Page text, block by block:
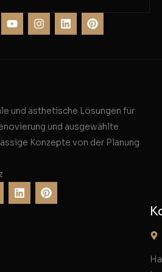
und ästhetische Lösungen für
und ausgewählte
Konzepte von der Planung